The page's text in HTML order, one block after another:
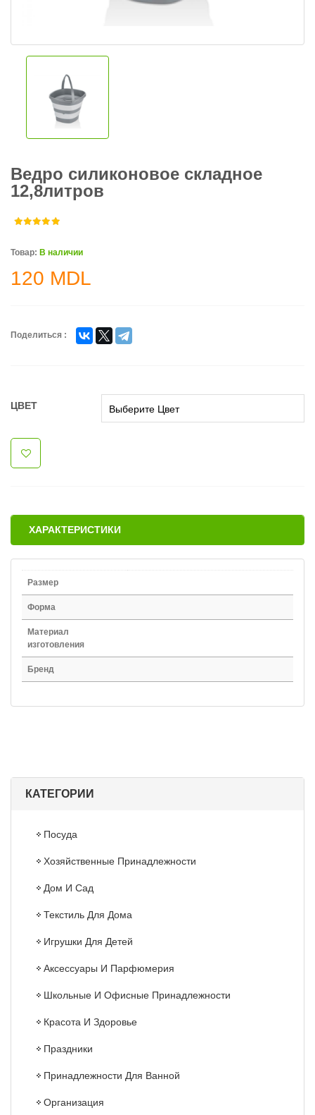
КАТЕГОРИИ
Посуда
Хозяйственные Принадлежности
Дом И Сад
Текстиль Для Дома
Игрушки Для Детей
Аксессуары И Парфюмерия
Школьные И Офисные Принадлежности
Красота И Здоровье
Праздники
Принадлежности Для Ванной
Организация
Ведро силиконовое складное
12,8литров
Товар: В наличии
120 MDL
Поделиться :
ЦВЕТ
ХАРАКТЕРИСТИКИ
Размер
Форма
Материал
изготовления
Бренд